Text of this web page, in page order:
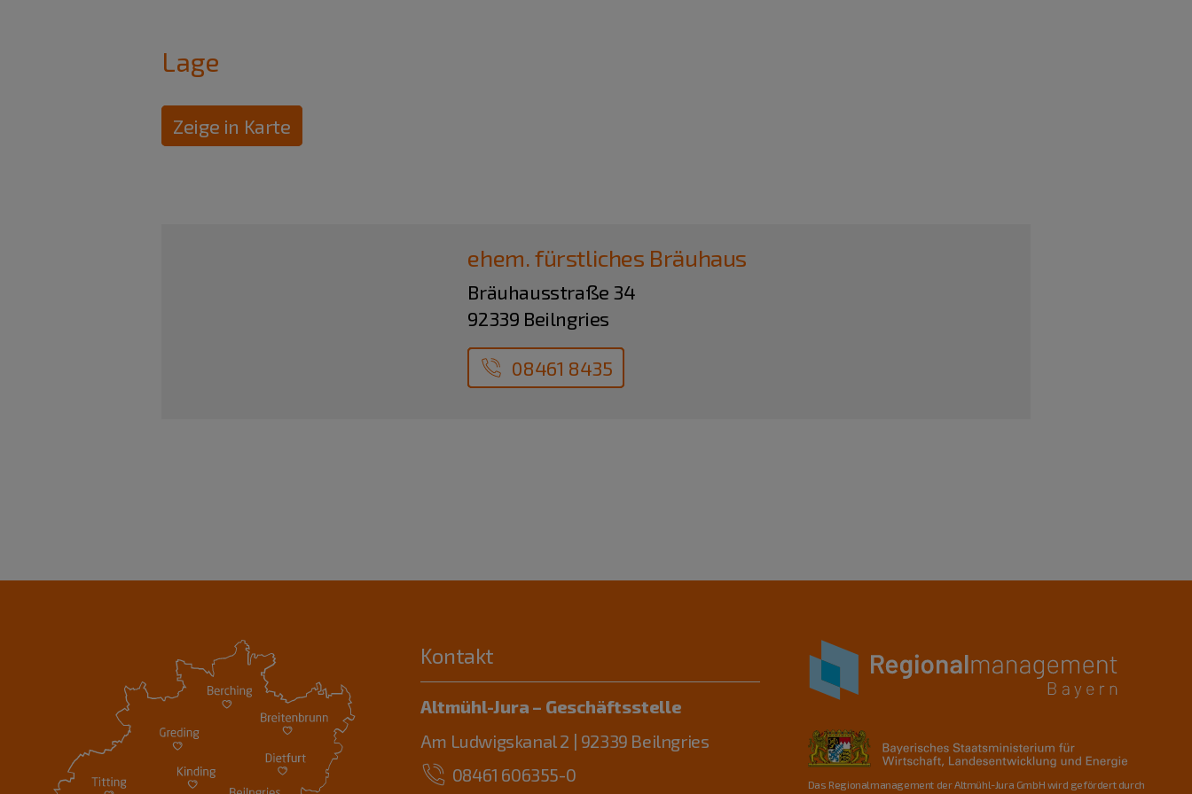
Lage
Zeige in Karte
ehem. fürstliches Bräuhaus
Bräuhausstraße 34
92339 Beilngries
08461 8435
Kontakt
Altmühl-Jura – Geschäftsstelle
Am Ludwigskanal 2 | 92339 Beilngries
08461 606355-0
Das Regionalmanagement der Altmühl-Jura GmbH wird gefördert durch